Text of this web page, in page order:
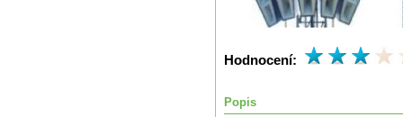
Hodnocení:
Popis